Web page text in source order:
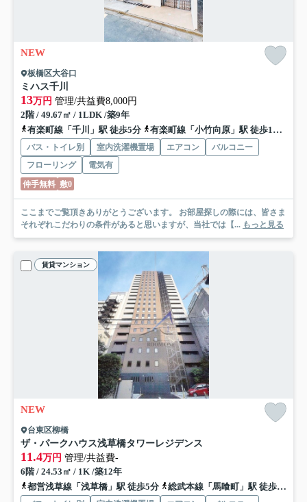
NEW
板橋区大谷口
ミハス千川
13万円 管理/共益費8,000円
2階 / 49.67㎡ / 1LDK /築9年
有楽町線「千川」駅 徒歩5分
有楽町線「小竹向原」駅 徒歩13分
バス・トイレ別 室内洗濯機置場 エアコン
バルコニー
フローリング
電気有
仲手無料 敷0
ここまでご覧頂きありがとうございます。 お部屋探しの際には、皆さま
それぞれこだわりの条件があると思いますが、当社では【... もっと見る
賃貸マンション
NEW
台東区柳橋
ザ・パークハウス浅草橋タワーレジデンス
11.4万円 管理/共益費-
6階 / 24.53㎡ / 1K /築12年
都営浅草線「浅草橋」駅 徒歩5分
総武本線「馬喰町」駅 徒歩11分